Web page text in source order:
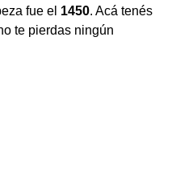
fue el 1450. Acá tenés
te pierdas ningún